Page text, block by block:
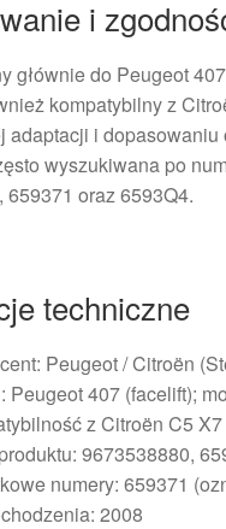
i
głównie do Peugeot
kompatybilny z
adaptacji i dopasowaniu
wyszukiwana po
659371 oraz 6593Q4.
techniczne
Peugeot / Citroën
Peugeot 407 (facelift);
z Citroën C5 X7
9673538880,
numery: 659371
2008